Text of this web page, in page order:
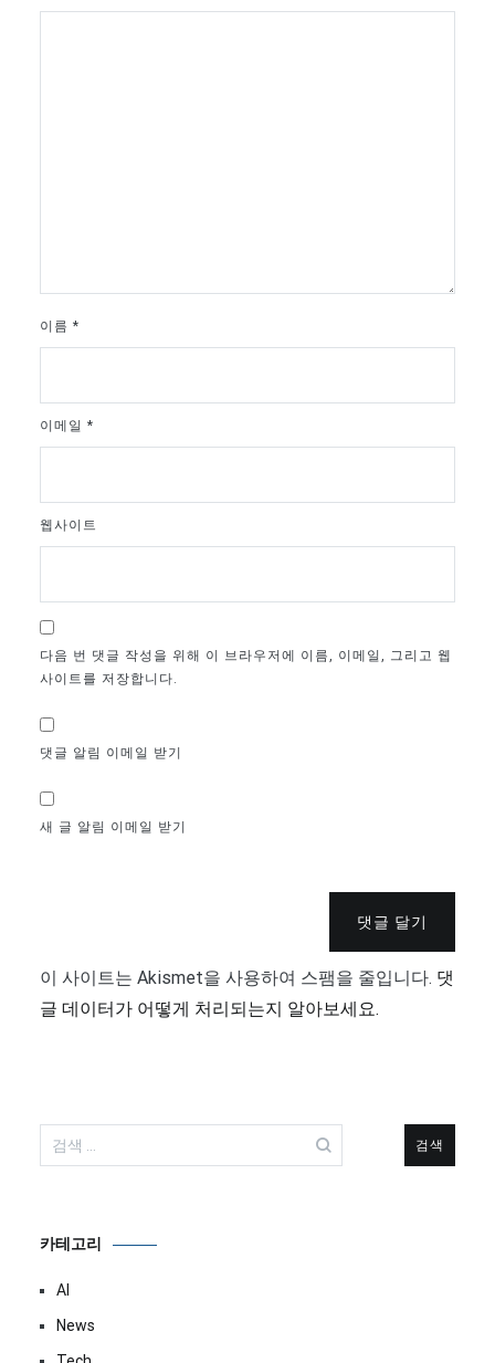
이름 *
이메일 *
웹사이트
다음 번 댓글 작성을 위해 이 브라우저에 이름, 이메일, 그리고 웹
사이트를 저장합니다.
댓글 알림 이메일 받기
새 글 알림 이메일 받기
댓글 달기
이 사이트는 Akismet을 사용하여 스팸을 줄입니다. 댓
글 데이터가 어떻게 처리되는지 알아보세요.
색:
카테고리
AI
News